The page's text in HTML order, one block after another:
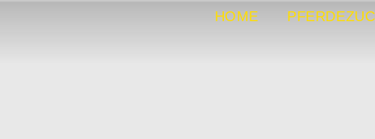
HOME